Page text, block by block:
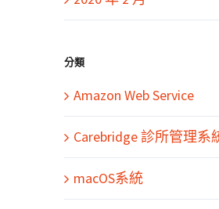
分類
Amazon Web Service
Carebridge 診所管理系
macOS系統